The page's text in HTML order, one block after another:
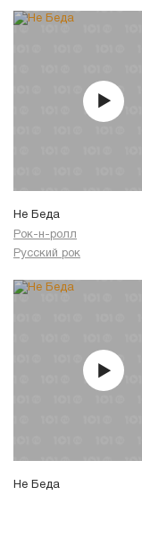
Не Беда
Рок-н-ролл
Русский рок
Не Беда